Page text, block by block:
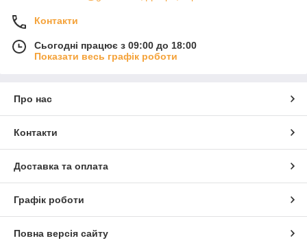
Контакти
Сьогодні працює з 09:00 до 18:00
Показати весь графік роботи
Про нас
Контакти
Доставка та оплата
Графік роботи
Повна версія сайту